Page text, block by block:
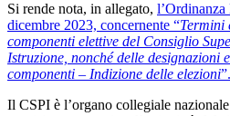
Si rende nota, in allegato,
dicembre 2023, concernente “Termini
componenti elettive del Consiglio
Istruzione, nonché delle designazioni
componenti – Indizione delle elezioni”.
Il CSPI è l’organo collegiale